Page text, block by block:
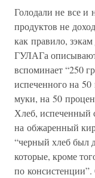
Голодали не все и
продуктов не
как правило,
ГУЛАГа
вспоминает “250
испеченного на
муки, на 50
Хлеб, испеченный
на обжаренный
“черный хлеб был
которые, кроме
по